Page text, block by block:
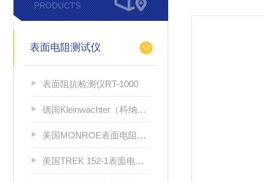
PRODUCTS
表面电阻测试仪
表面阻抗检测仪RT-1000
德国Kleinwächter（科纳沃茨特）
美国MONROE表面电阻测试仪
美国TREK 152-1表面电阻测试仪